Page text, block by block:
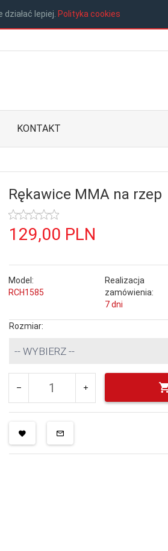
lepiej. Polityka cookies
KONTAKT
Rękawice MMA na rzep
129,00 PLN
Model:
RCH1585
Realizacja
zamówienia:
7 dni
Rozmiar:
-- WYBIERZ --